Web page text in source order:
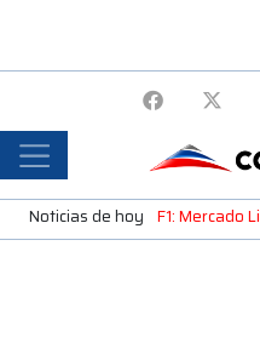
Noticias de hoy F1: Mercado